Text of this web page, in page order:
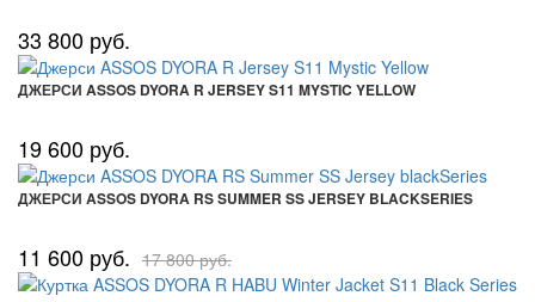
33 800 руб.
ДЖЕРСИ ASSOS DYORA R JERSEY S11 MYSTIC YELLOW
19 600 руб.
ДЖЕРСИ ASSOS DYORA RS SUMMER SS JERSEY BLACKSERIES
11 600 руб. 17 800 руб.